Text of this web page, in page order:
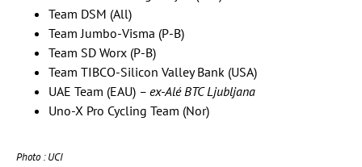
Team DSM (All)
Team Jumbo-Visma (P-B)
Team SD Worx (P-B)
Team TIBCO-Silicon Valley Bank (USA)
UAE Team (EAU) – ex-Alé BTC Ljubljana
Uno-X Pro Cycling Team (Nor)
Photo : UCI